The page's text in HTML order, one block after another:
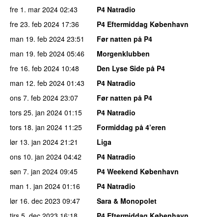
fre 1. mar 2024 02:43
P4 Natradio
fre 23. feb 2024 17:36
P4 Eftermiddag København
man 19. feb 2024 23:51
Før natten på P4
man 19. feb 2024 05:46
Morgenklubben
fre 16. feb 2024 10:48
Den Lyse Side på P4
man 12. feb 2024 01:43
P4 Natradio
ons 7. feb 2024 23:07
Før natten på P4
tors 25. jan 2024 01:15
P4 Natradio
tors 18. jan 2024 11:25
Formiddag på 4’eren
lør 13. jan 2024 21:21
Liga
ons 10. jan 2024 04:42
P4 Natradio
søn 7. jan 2024 09:45
P4 Weekend København
man 1. jan 2024 01:16
P4 Natradio
lør 16. dec 2023 09:47
Sara & Monopolet